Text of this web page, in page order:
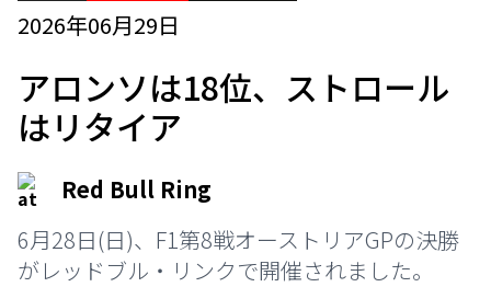
2026年06月29日
アロンソは18位、ストロール
はリタイア
Red Bull Ring
6月28日(日)、F1第8戦オーストリアGPの決勝
がレッドブル・リンクで開催されました。